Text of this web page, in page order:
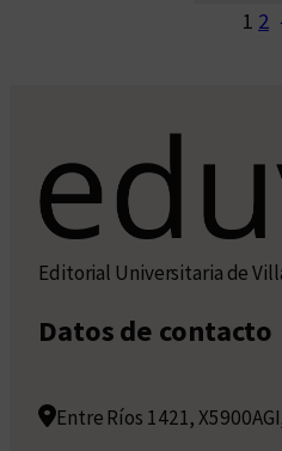
1 2
Editorial Universitaria de
Datos de contacto
Entre Ríos 1421,